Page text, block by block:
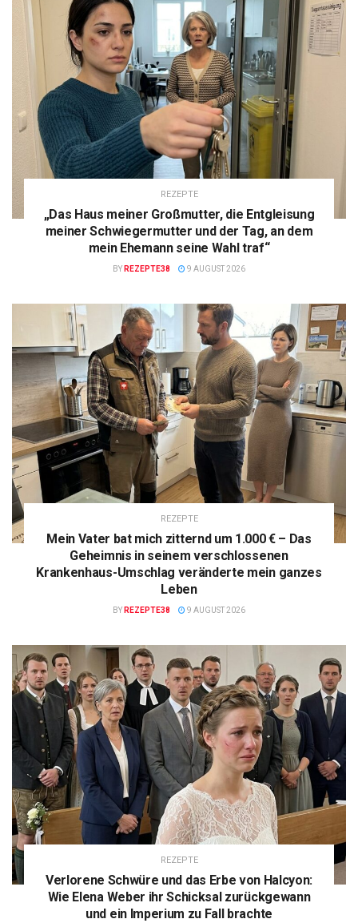
REZEPTE
„Das Haus meiner Großmutter, die Entgleisung
meiner Schwiegermutter und der Tag, an dem
mein Ehemann seine Wahl traf“
BY REZEPTE38 9 AUGUST 2026
REZEPTE
Mein Vater bat mich zitternd um 1.000 € – Das
Geheimnis in seinem verschlossenen
Krankenhaus-Umschlag veränderte mein ganzes
Leben
BY REZEPTE38 9 AUGUST 2026
REZEPTE
Verlorene Schwüre und das Erbe von Halcyon:
Wie Elena Weber ihr Schicksal zurückgewann
und ein Imperium zu Fall brachte